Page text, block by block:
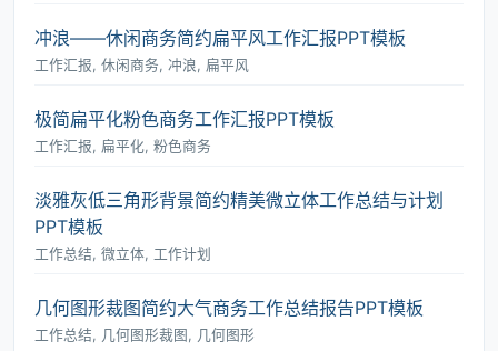
冲浪――休闲商务简约扁平风工作汇报PPT模板
工作汇报, 休闲商务, 冲浪, 扁平风
极简扁平化粉色商务工作汇报PPT模板
工作汇报, 扁平化, 粉色商务
淡雅灰低三角形背景简约精美微立体工作总结与计划
PPT模板
工作总结, 微立体, 工作计划
几何图形裁图简约大气商务工作总结报告PPT模板
工作总结, 几何图形裁图, 几何图形